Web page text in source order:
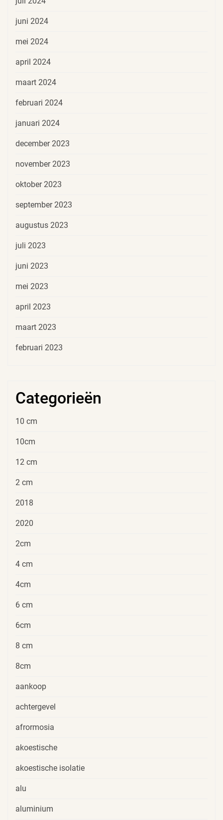
juni 2024
mei 2024
april 2024
maart 2024
februari 2024
januari 2024
december 2023
november 2023
oktober 2023
september 2023
augustus 2023
juli 2023
juni 2023
mei 2023
april 2023
maart 2023
februari 2023
Categorieën
10 cm
10cm
12 cm
2 cm
2018
2020
2cm
4 cm
4cm
6 cm
6cm
8 cm
8cm
aankoop
achtergevel
afrormosia
akoestische
akoestische isolatie
alu
aluminium